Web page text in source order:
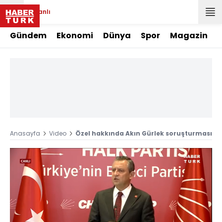
Canlı
Gündem Ekonomi Dünya Spor Magazin
Anasayfa Video Özel hakkında Akın Gürlek soruşturması